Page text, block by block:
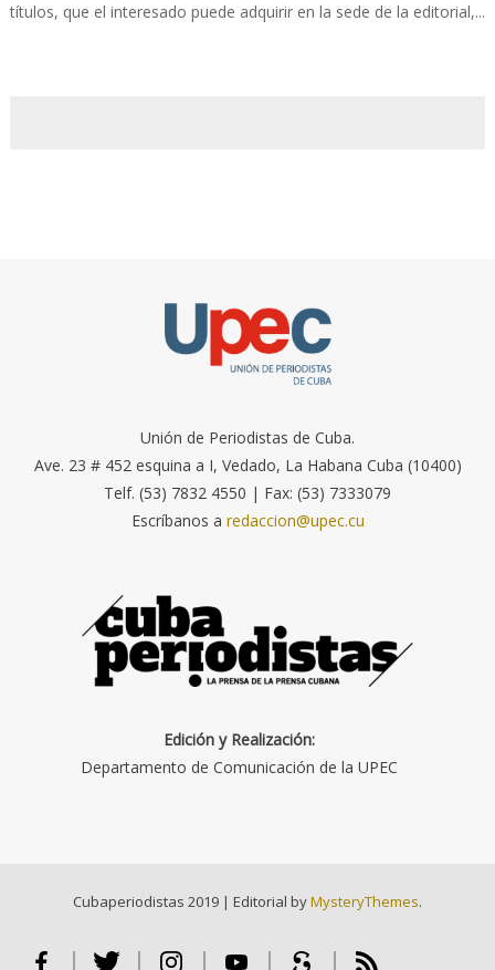
títulos, que el interesado puede adquirir en la sede de la editorial,...
Unión de Periodistas de Cuba.
Ave. 23 # 452 esquina a I, Vedado, La Habana Cuba (10400)
Telf. (53) 7832 4550 | Fax: (53) 7333079
Escríbanos a redaccion@upec.cu
Edición y Realización:
Departamento de Comunicación de la UPEC
Cubaperiodistas 2019 | Editorial byMysteryThemes.